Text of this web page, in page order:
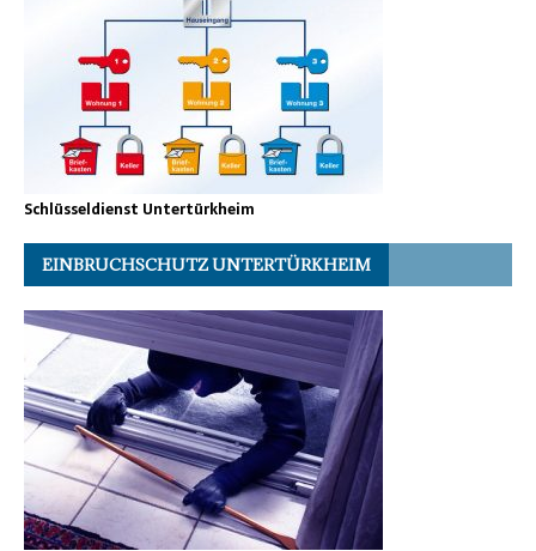
Schlüsseldienst Untertürkheim
EINBRUCHSCHUTZ UNTERTÜRKHEIM